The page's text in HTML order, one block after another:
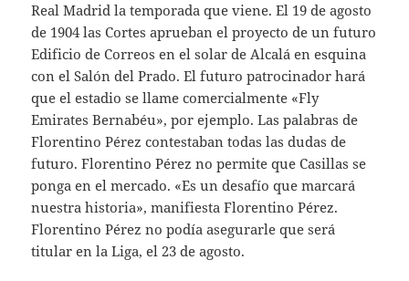
Real Madrid la temporada que viene. El 19 de agosto
de 1904 las Cortes aprueban el proyecto de un futuro
Edificio de Correos en el solar de Alcalá en esquina
con el Salón del Prado. El futuro patrocinador hará
que el estadio se llame comercialmente «Fly
Emirates Bernabéu», por ejemplo. Las palabras de
Florentino Pérez contestaban todas las dudas de
futuro. Florentino Pérez no permite que Casillas se
ponga en el mercado. «Es un desafío que marcará
nuestra historia», manifiesta Florentino Pérez.
Florentino Pérez no podía asegurarle que será
titular en la Liga, el 23 de agosto.